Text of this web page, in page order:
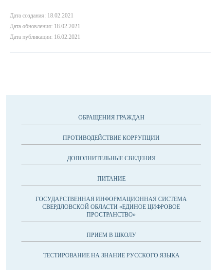
Дата создания: 18.02.2021
Дата обновления: 18.02.2021
Дата публикации: 16.02.2021
ОБРАЩЕНИЯ ГРАЖДАН
ПРОТИВОДЕЙСТВИЕ КОРРУПЦИИ
ДОПОЛНИТЕЛЬНЫЕ СВЕДЕНИЯ
ПИТАНИЕ
ГОСУДАРСТВЕННАЯ ИНФОРМАЦИОННАЯ СИСТЕМА
СВЕРДЛОВСКОЙ ОБЛАСТИ «ЕДИНОЕ ЦИФРОВОЕ
ПРОСТРАНСТВО»
ПРИЕМ В ШКОЛУ
ТЕСТИРОВАНИЕ НА ЗНАНИЕ РУССКОГО ЯЗЫКА